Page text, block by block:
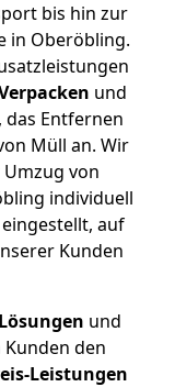
bis hin zur
in Oberöbling.
und
, das Entfernen
Müll an. Wir
von
individuell
auf
Kunden
und
den
Leistungen